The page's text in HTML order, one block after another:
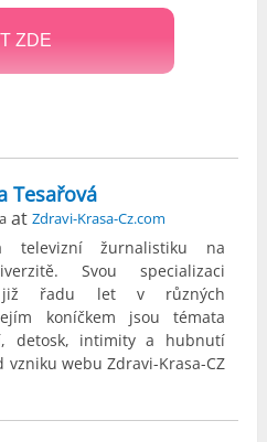
ZDE
Tesařová
atZdravi-Krasa-Cz.com
televizní žurnalistiku na
Svou specializaci
již řadu let v různých
koníčkem jsou témata
detosk, intimity a hubnutí
webu Zdravi-Krasa-CZ